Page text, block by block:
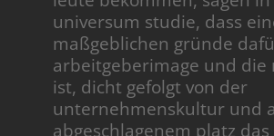
universum studie, dass
maßgeblichen gründe
arbeitgeberimage und die
ist, dicht gefolgt von der
unternehmenskultur und
abgeschlagenem platz